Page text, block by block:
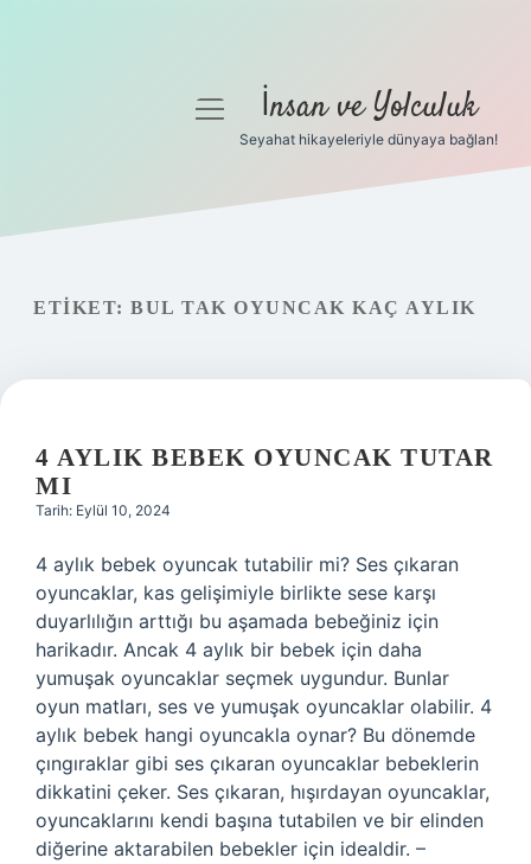
Gizlilik Politikası
menüyü İnsan ve Yolculuk
Seyahat hikayeleriyle dünyaya bağlan!
ETIKET: BUL TAK OYUNCAK KAÇ AYLIK
4 AYLIK BEBEK OYUNCAK TUTAR
MI
Tarih: Eylül 10, 2024
4 aylık bebek oyuncak tutabilir mi? Ses çıkaran
oyuncaklar, kas gelişimiyle birlikte sese karşı
duyarlılığın arttığı bu aşamada bebeğiniz için
harikadır. Ancak 4 aylık bir bebek için daha
yumuşak oyuncaklar seçmek uygundur. Bunlar
oyun matları, ses ve yumuşak oyuncaklar olabilir. 4
aylık bebek hangi oyuncakla oynar? Bu dönemde
çıngıraklar gibi ses çıkaran oyuncaklar bebeklerin
dikkatini çeker. Ses çıkaran, hışırdayan oyuncaklar,
oyuncaklarını kendi başına tutabilen ve bir elinden
diğerine aktarabilen bebekler için idealdir. –